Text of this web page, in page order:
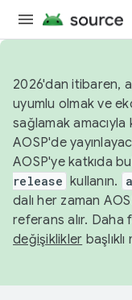
2026'dan itibaren,
uyumlu olmak ve
sağlamak
AOSP'de
AOSP'ye katkıda
release kullanın.
dalı her zaman
referans alır.
değişiklikler